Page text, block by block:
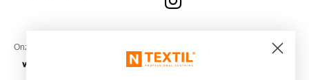
Onze financiële partners